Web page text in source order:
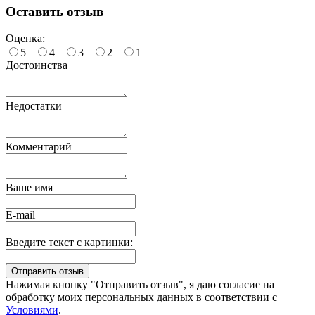
Оставить отзыв
Оценка:
5
4 3 2
1
Достоинства
Недостатки
Комментарий
Ваше имя
E-mail
Введите текст с картинки:
Нажимая кнопку "Отправить отзыв", я даю согласие на
обработку моих персональных данных в соответствии с
Условиями.